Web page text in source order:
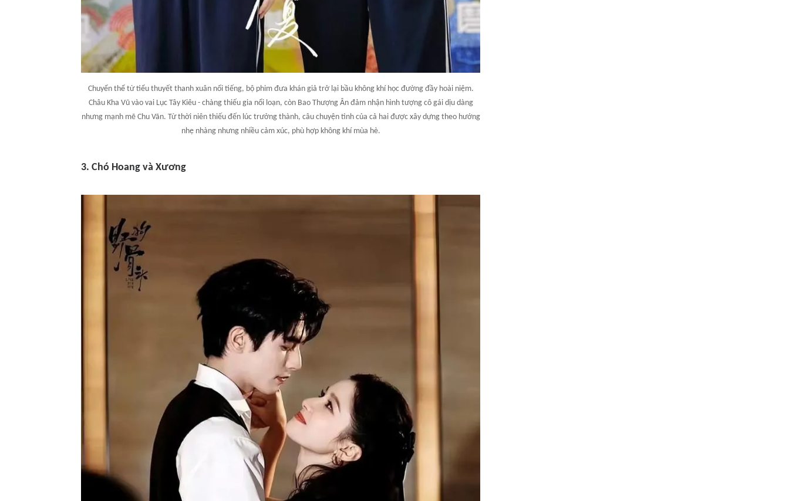
Chuyển thể từ tiểu thuyết thanh xuân nổi tiếng, bộ phim đưa khán giả trở lại bầu không khí học đường đầy hoài niệm.
Châu Kha Vũ vào vai Lục Tây Kiêu - chàng thiếu gia nổi loạn, còn Bao Thượng Ân đảm nhận hình tượng cô gái dịu dàng
nhưng mạnh mẽ Chu Vãn. Từ thời niên thiếu đến lúc trưởng thành, câu chuyện tình của cả hai được xây dựng theo hướng
nhẹ nhàng nhưng nhiều cảm xúc, phù hợp không khí mùa hè.
3. Chó Hoang và Xương